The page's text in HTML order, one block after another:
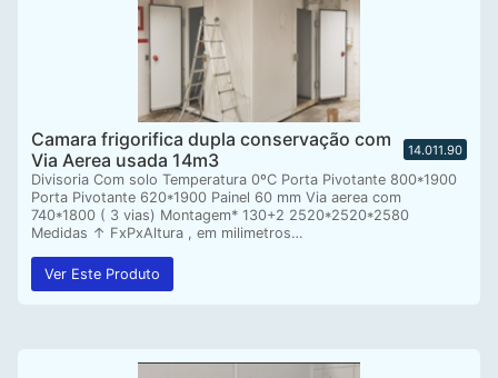
Camara frigorifica dupla conservação com
Via Aerea usada 14m3
14.011.90
Divisoria Com solo Temperatura 0ºC Porta Pivotante 800*1900
Porta Pivotante 620*1900 Painel 60 mm Via aerea com
740*1800 ( 3 vias) Montagem* 130+2 2520*2520*2580
Medidas ↑ FxPxAltura , em milimetros…
Ver Este Produto